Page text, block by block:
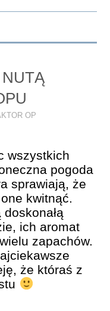
OP
wszystkich
pogoda
sprawiają, że
kwitnąć.
ich aromat
zapachów.
że któraś z